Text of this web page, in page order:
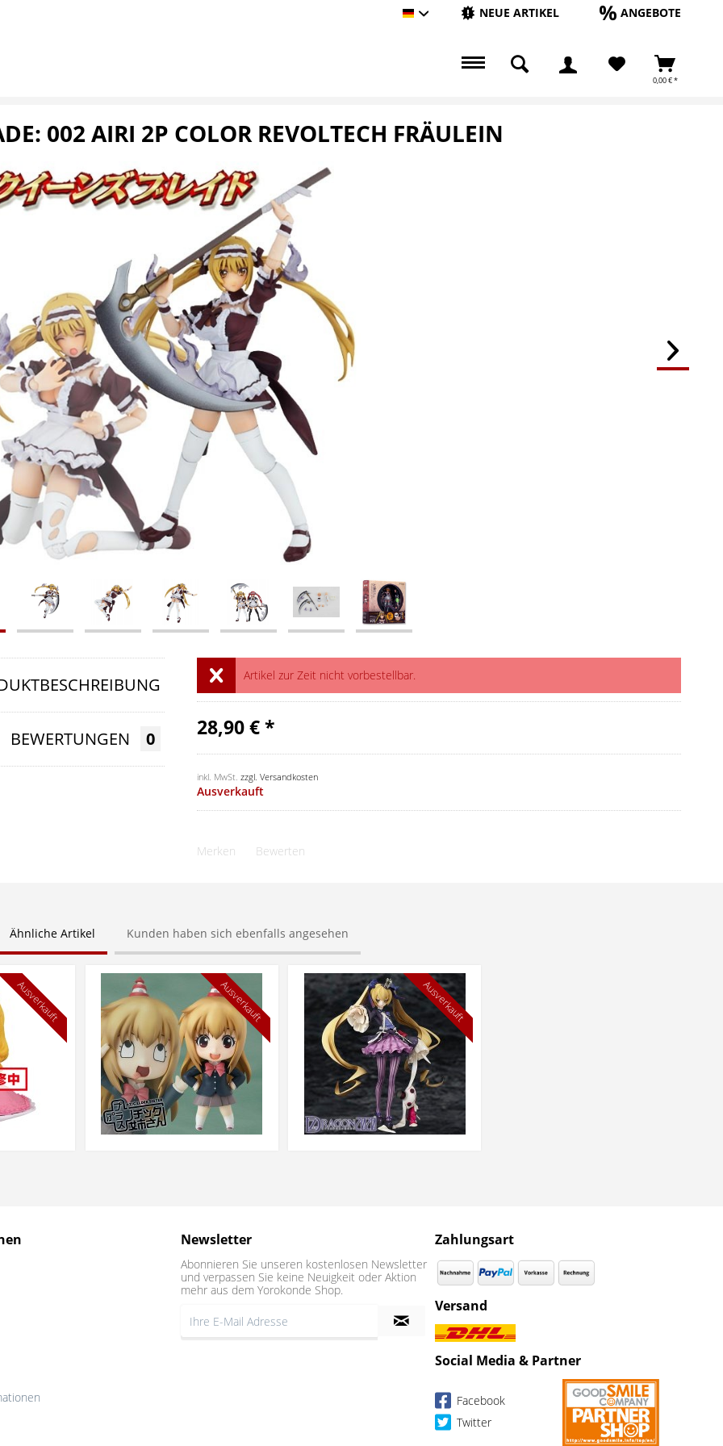
Hauptshop DeutschNEUE ARTIKEL ANGEBOTE
0,00 € *
002 AIRI 2P COLOR REVOLTECH FRÄULEIN
Artikel zur Zeit nicht vorbestellbar.
28,90 € *
inkl. MwSt. zzgl. Versandkosten
Ausverkauft
Merken Bewerten
BEWERTUNGEN 0
Ähnliche Artikel Kunden haben sich ebenfalls angesehen
Ausverkauft Ausverkauft Ausverkauft
Newsletter
Abonnieren Sie unseren kostenlosen Newsletter
und verpassen Sie keine Neuigkeit oder Aktion
mehr aus dem Yorokonde Shop.
Zahlungsart
Versand
Social Media & Partner
Facebook
Twitter